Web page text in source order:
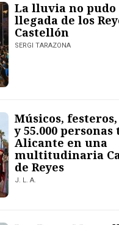
La lluvia no
llegada de los
Castellón
SERGI TARAZONA
Músicos,
y 55.000 personas
Alicante en una
multitudinaria
de Reyes
J. L. A.